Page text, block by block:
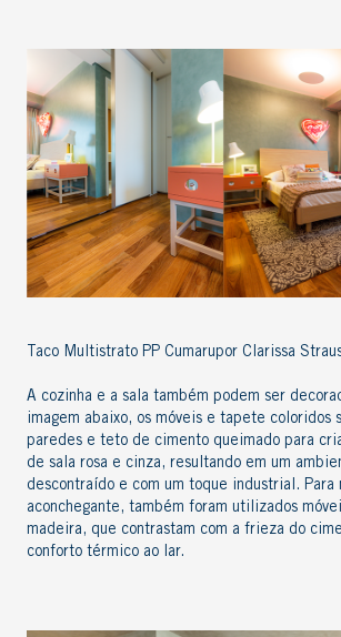
Taco Multistrato PP Cumarupor Clarissa
A cozinha e a sala também podem ser
imagem abaixo, os móveis e tapete coloridos
paredes e teto de cimento queimado para
de sala rosa e cinza , resultando em um
descontraído e com um toque industrial. Para
aconchegante, também foram utilizados
madeira, que contrastam com a frieza do
conforto térmico ao lar.